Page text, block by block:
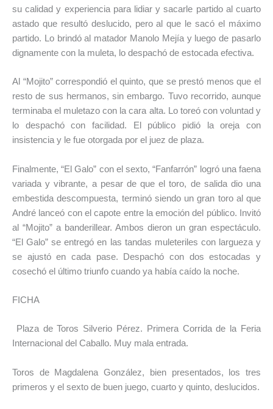
su calidad y experiencia para lidiar y sacarle partido al cuarto
astado que resultó deslucido, pero al que le sacó el máximo
partido. Lo brindó al matador Manolo Mejía y luego de pasarlo
dignamente con la muleta, lo despachó de estocada efectiva.
Al “Mojito” correspondió el quinto, que se prestó menos que el
resto de sus hermanos, sin embargo. Tuvo recorrido, aunque
terminaba el muletazo con la cara alta. Lo toreó con voluntad y
lo despachó con facilidad. El público pidió la oreja con
insistencia y le fue otorgada por el juez de plaza.
Finalmente, “El Galo” con el sexto, “Fanfarrón” logró una faena
variada y vibrante, a pesar de que el toro, de salida dio una
embestida descompuesta, terminó siendo un gran toro al que
André lanceó con el capote entre la emoción del público. Invitó
al “Mojito” a banderillear. Ambos dieron un gran espectáculo.
“El Galo” se entregó en las tandas muleteriles con largueza y
se ajustó en cada pase. Despachó con dos estocadas y
cosechó el último triunfo cuando ya había caído la noche.
FICHA
Plaza de Toros Silverio Pérez. Primera Corrida de la Feria
Internacional del Caballo. Muy mala entrada.
Toros de Magdalena González, bien presentados, los tres
primeros y el sexto de buen juego, cuarto y quinto, deslucidos.